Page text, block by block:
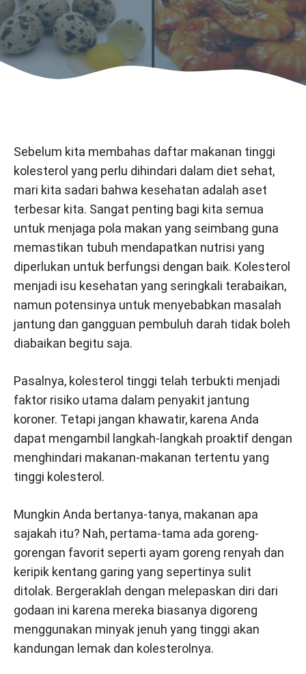
Sebelum kita membahas daftar makanan tinggi
kolesterol yang perlu dihindari dalam diet sehat,
mari kita sadari bahwa kesehatan adalah aset
terbesar kita. Sangat penting bagi kita semua
untuk menjaga pola makan yang seimbang guna
memastikan tubuh mendapatkan nutrisi yang
diperlukan untuk berfungsi dengan baik. Kolesterol
menjadi isu kesehatan yang seringkali terabaikan,
namun potensinya untuk menyebabkan masalah
jantung dan gangguan pembuluh darah tidak boleh
diabaikan begitu saja.
Pasalnya, kolesterol tinggi telah terbukti menjadi
faktor risiko utama dalam penyakit jantung
koroner. Tetapi jangan khawatir, karena Anda
dapat mengambil langkah-langkah proaktif dengan
menghindari makanan-makanan tertentu yang
tinggi kolesterol.
Mungkin Anda bertanya-tanya, makanan apa
sajakah itu? Nah, pertama-tama ada goreng-
gorengan favorit seperti ayam goreng renyah dan
keripik kentang garing yang sepertinya sulit
ditolak. Bergeraklah dengan melepaskan diri dari
godaan ini karena mereka biasanya digoreng
menggunakan minyak jenuh yang tinggi akan
kandungan lemak dan kolesterolnya.